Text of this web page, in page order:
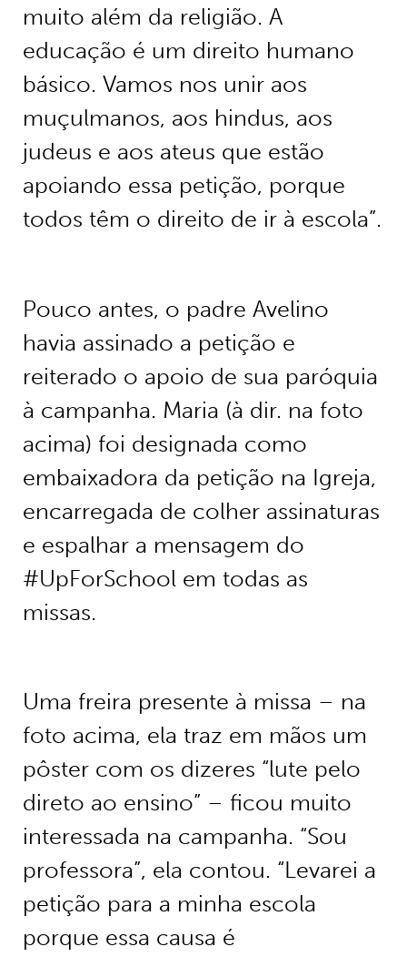
muito além da religião. A
educação é um direito humano
básico. Vamos nos unir aos
muçulmanos, aos hindus, aos
judeus e aos ateus que estão
apoiando essa petição, porque
todos têm o direito de ir à escola”.
Pouco antes, o padre Avelino
havia assinado a petição e
reiterado o apoio de sua paróquia
à campanha. Maria (à dir. na foto
acima) foi designada como
embaixadora da petição na Igreja,
encarregada de colher assinaturas
e espalhar a mensagem do
#UpForSchool em todas as
missas.
Uma freira presente à missa – na
foto acima, ela traz em mãos um
pôster com os dizeres “lute pelo
direto ao ensino” – ficou muito
interessada na campanha. “Sou
professora”, ela contou. “Levarei a
petição para a minha escola
porque essa causa é